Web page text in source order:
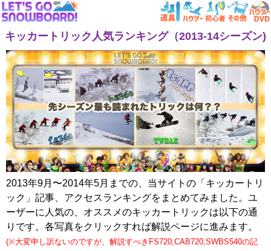
キッカートリック人気ランキング（2013-14シーズン)
2013年9月〜2014年5月までの、当サイトの「キッカートリ
ック」記事、アクセスランキングをまとめてみました。ユ
ーザーに人気の、オススメのキッカートリックは以下の通
りです。各写真をクリックすれば解説ページに進みます。
(※大変申し訳ないのですが、解説すべきFS720,CAB720,SWBS540の記